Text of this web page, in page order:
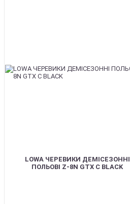
LOWA ЧЕРЕВИКИ ДЕМІСЕЗОННІ
ПОЛЬОВІ Z-8N GTX C BLACK